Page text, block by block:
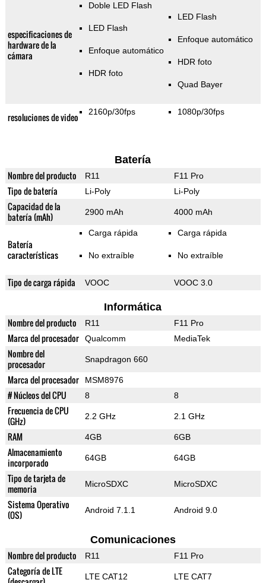
especificaciones de
hardware de la
cámara
Doble LED Flash
LED Flash
Enfoque automático
HDR foto
LED Flash
Enfoque automático
HDR foto
Quad Bayer
resoluciones de video 2160p/30fps 1080p/30fps
Batería
Nombre del producto R11 F11 Pro
Tipo de batería Li-Poly Li-Poly
Capacidad de la
batería (mAh)
2900 mAh 4000 mAh
Batería
características
Carga rápida
No extraíble
Carga rápida
No extraíble
Tipo de carga rápida VOOC VOOC 3.0
Informática
Nombre del producto R11 F11 Pro
Marca del procesador Qualcomm MediaTek
Nombre del
procesador
Snapdragon 660
Marca del procesador MSM8976
# Núcleos del CPU 8 8
Frecuencia de CPU
(GHz)
2.2 GHz 2.1 GHz
RAM 4GB 6GB
Almacenamiento
incorporado
64GB 64GB
Tipo de tarjeta de
memoria
MicroSDXC MicroSDXC
Sistema Operativo
(OS)
Android 7.1.1 Android 9.0
Comunicaciones
Nombre del producto R11 F11 Pro
Categoría de LTE
LTE CAT12 LTE CAT7